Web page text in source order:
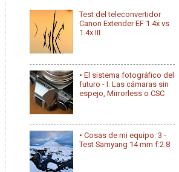
Test del teleconvertidor
Canon Extender EF 1.4x vs
1.4x III
• El sistema fotográfico del
futuro - I: Las cámaras sin
espejo, Mirrorless o CSC
• Cosas de mi equipo: 3 -
Test Samyang 14 mm f:2.8